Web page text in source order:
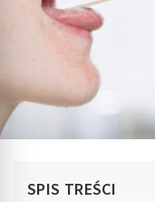
SPIS TREŚCI